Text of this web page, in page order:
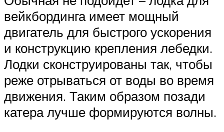
вейкбординга имеет мощный
двигатель для быстрого ускорения
и конструкцию крепления лебедки.
Лодки сконструированы так, чтобы
реже отрываться от воды во время
движения. Таким образом позади
катера лучше формируются волны.